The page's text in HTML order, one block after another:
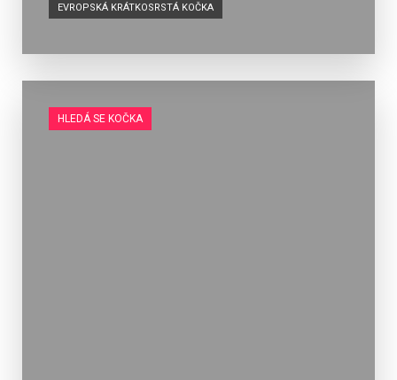
EVROPSKÁ KRÁTKOSRSTÁ KOČKA
HLEDÁ SE KOČKA